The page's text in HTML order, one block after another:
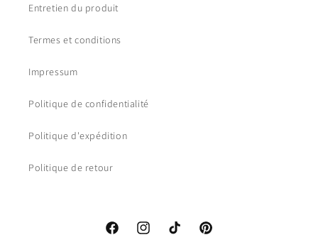
Entretien du produit
Termes et conditions
Impressum
Politique de confidentialité
Politique d'expédition
Politique de retour
FacebookInstagramTikTok Pinterest